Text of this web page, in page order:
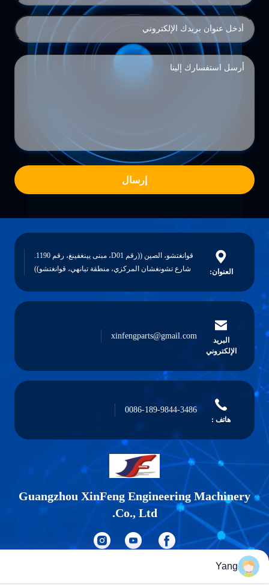
قوانغتشو، الصين ((رقم D01، مبنى يينغفينغ، رقم 1190.
شارع تشونغشان المركزي، منطقة تيانهي، قوانغتشو))
الإلكتروني
xinfengparts@gmail.com
0086-189-9844-3486
Guangzhou XinFeng Engineering
Co., Ltd.
Yang